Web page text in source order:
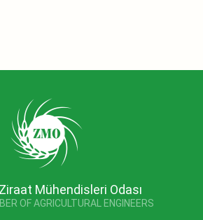
Mühendisleri Odası
OF AGRICULTURAL ENGINEERS